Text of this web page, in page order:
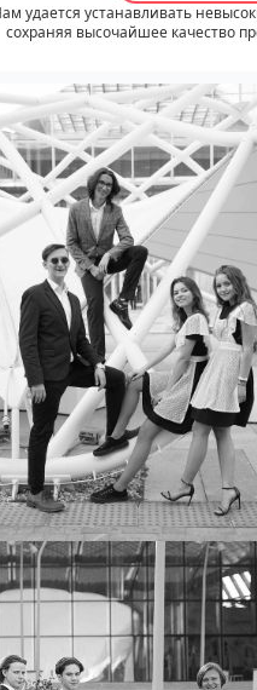
удается устанавливать
сохраняя высочайшее качество